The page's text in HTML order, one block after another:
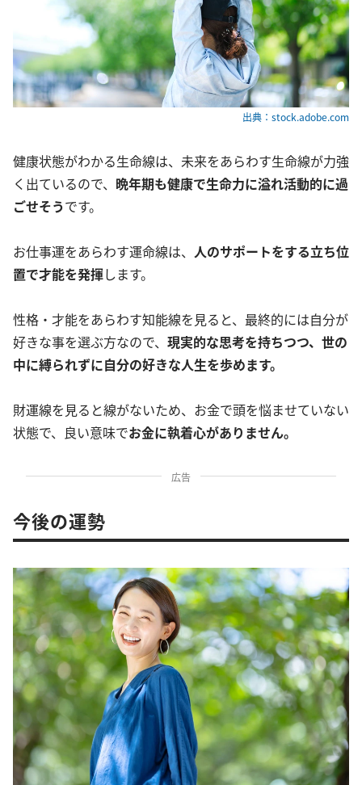
出典：stock.adobe.com
健康状態がわかる生命線は、未来をあらわす生命線が力強
く出ているので、 晩年期も健康で生命力に溢れ活動的に過
ごせそうです。
お仕事運をあらわす運命線は、 人のサポートをする立ち位
置で才能を発揮します。
性格・才能をあらわす知能線を見ると、最終的には自分が
好きな事を選ぶ方なので、 現実的な思考を持ちつつ、世の
中に縛られずに自分の好きな人生を歩めます。
財運線を見ると線がないため、お金で頭を悩ませていない
状態で、良い意味でお金に執着心がありません。
広告
今後の運勢